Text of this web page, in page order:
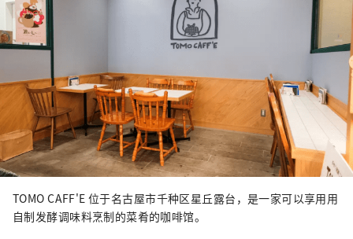
“PLUS KOMBUCHA”精选有机栽培
的茶叶以及来自日本各地的优质茶叶，
茶。在这里，顾客可以在店内进行品饮
比较，也可以选择外带，随心所欲地享
受康普茶所带来的健康生活方式。
康普茶完全没有让人却步的酸味或异
味，只有微气泡带来的清爽口感，以及
茶叶的醇厚香气。散发在鼻腔中的茶香
与某些酒精饮料相似，因此也有不少顾
客将康普茶作为酒类的替代品。
TOMO CAFF'E 位于名古屋市千种区星丘露台，是一家可以享用用
自制发酵调味料烹制的菜肴的咖啡馆。